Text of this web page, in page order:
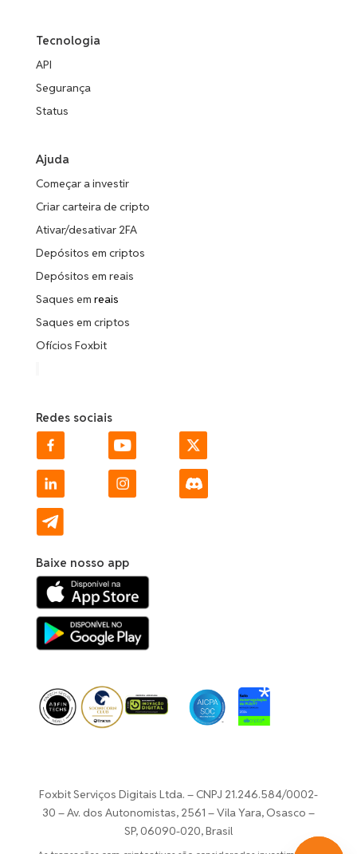
Tecnologia
API
Segurança
Status
Ajuda
Começar a investir
Criar carteira de cripto
Ativar/desativar 2FA
Depósitos em criptos
Depósitos em reais
Saques em reais
Saques em criptos
Ofícios Foxbit
Redes sociais
Baixe nosso app
Foxbit Serviços Digitais Ltda. – CNPJ 21.246.584/0002-
30 –Av. dos Autonomistas, 2561 – Vila Yara, Osasco –
SP, 06090-020, Brasil